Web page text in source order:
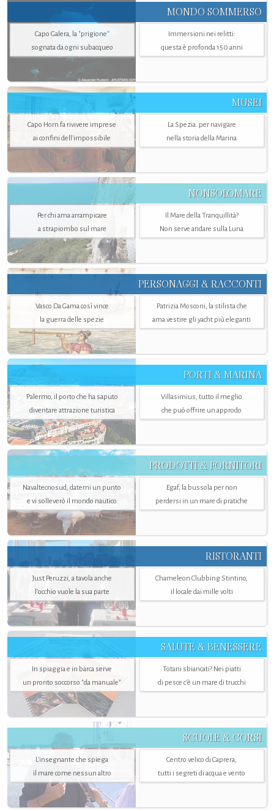
MONDO SOMMERSO
Capo Galera, la "prigione"
sognata da ogni subacqueo
Immersioni nei relitti:
questa è profonda 150 anni
MUSEI
Capo Horn fa rivivere imprese
ai confini dell’impossibile
La Spezia. per navigare
nella storia della Marina
NONSOLOMARE
Per chi ama arrampicare
a strapiombo sul mare
Il Mare della Tranquillità?
Non serve andare sulla Luna
PERSONAGGI & RACCONTI
Vasco Da Gama così vince
la guerra delle spezie
Patrizia Mosconi, la stilista che
ama vestire gli yacht più eleganti
PORTI & MARINA
Palermo, il porto che ha saputo
diventare attrazione turistica
Villasimius, tutto il meglio
che può offrire un approdo
PRODOTTI & FORNITORI
Navaltecnosud, datemi un punto
e vi solleverò il mondo nautico
Egaf, la bussola per non
perdersi in un mare di pratiche
RISTORANTI
Just Peruzzi, a tavola anche
l’occhio vuole la sua parte
Chameleon Clubbing Stintino,
il locale dai mille volti
SALUTE & BENESSERE
In spiaggia e in barca serve
un pronto soccorso "da manuale"
Totani sbiancati? Nei piatti
di pesce c'è un mare di trucchi
SCUOLE & CORSI
L'insegnante che spiega
il mare come nessun altro
Centro velico di Caprera,
tutti i segreti di acqua e vento